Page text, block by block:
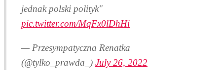
jednak polski polityk"
pic.twitter.com/MqFx0lDhHi
— Przesympatyczna Renatka
(@tylko_prawda_) July 26, 2022